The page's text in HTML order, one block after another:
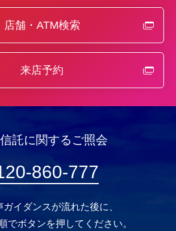
店舗・ATM検索
来店予約
託に関するご照会
860-777
ガイダンスが流れた後に、
でボタンを押してください。